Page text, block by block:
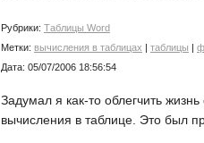
Рубрики: Таблицы Word
Метки: вычисления в таблицах | таблицы |
Дата: 05/07/2006 18:56:54
Задумал я как-то облегчить
вычисления в таблице. Это был